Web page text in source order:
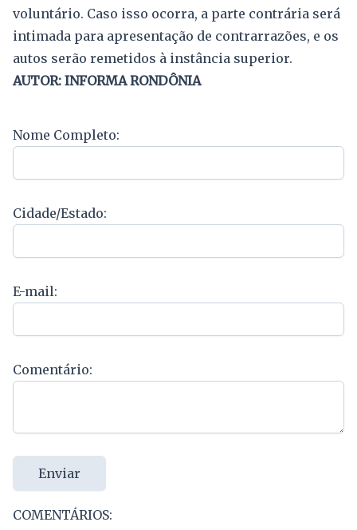
voluntário. Caso isso ocorra, a parte contrária será
intimada para apresentação de contrarrazões, e os
autos serão remetidos à instância superior.
AUTOR: INFORMA RONDÔNIA
Nome Completo:
Cidade/Estado:
E-mail:
Comentário:
Enviar
COMENTÁRIOS: